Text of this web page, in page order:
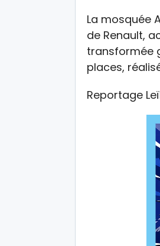
La mosquée
de Renault,
transformée
places,
Reportage